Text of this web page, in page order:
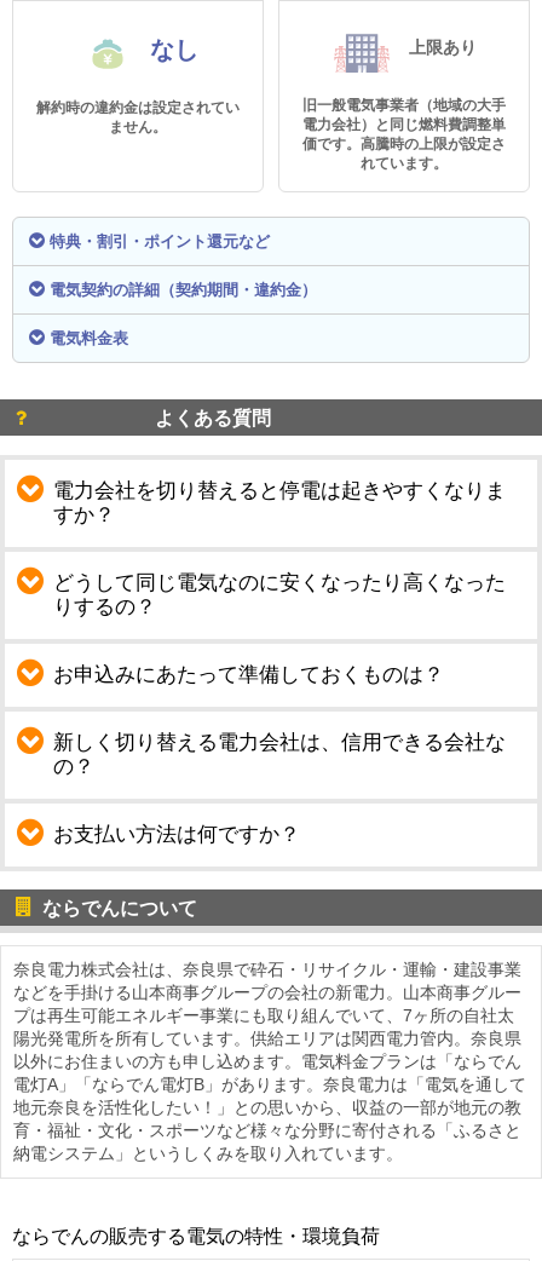
なし
解約時の違約金は設定されてい
ません。
上限あり
旧一般電気事業者（地域の大手
電力会社）と同じ燃料費調整単
価です。高騰時の上限が設定さ
れています。
特典・割引・ポイント還元など
電気契約の詳細（契約期間・違約金）
電気料金表
よくある質問
電力会社を切り替えると停電は起きやすくなりま
すか？
どうして同じ電気なのに安くなったり高くなった
りするの？
お申込みにあたって準備しておくものは？
新しく切り替える電力会社は、信用できる会社な
の？
お支払い方法は何ですか？
ならでんについて
奈良電力株式会社は、奈良県で砕石・リサイクル・運輸・建設事業
などを手掛ける山本商事グループの会社の新電力。山本商事グルー
プは再生可能エネルギー事業にも取り組んでいて、7ヶ所の自社太
陽光発電所を所有しています。供給エリアは関西電力管内。奈良県
以外にお住まいの方も申し込めます。電気料金プランは「ならでん
電灯A」「ならでん電灯B」があります。奈良電力は「電気を通して
地元奈良を活性化したい！」との思いから、収益の一部が地元の教
育・福祉・文化・スポーツなど様々な分野に寄付される「ふるさと
納電システム」というしくみを取り入れています。
ならでんの販売する電気の特性・環境負荷